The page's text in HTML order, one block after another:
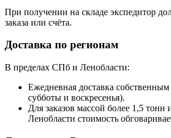
При получении на складе экспедитор
заказа или счёта.
Доставка по регионам
В пределах СПб и Ленобласти:
Ежедневная доставка
субботы и воскресенья).
Для заказов массой более 1,5 тонн
Ленобласти стоимость